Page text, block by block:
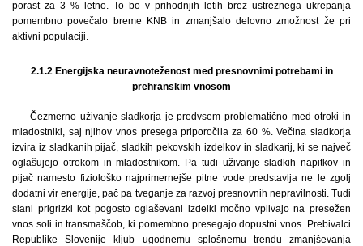
porast za 3 % letno. To bo v prihodnjih letih brez ustreznega ukrepanja
pomembno povečalo breme KNB in zmanjšalo delovno zmožnost že pri
aktivni populaciji.
2.1.2 Energijska neuravnoteženost med presnovnimi potrebami in
prehranskim vnosom
Čezmerno uživanje sladkorja je predvsem problematično med otroki in
mladostniki, saj njihov vnos presega priporočila za 60 %. Večina sladkorja
izvira iz sladkanih pijač, sladkih pekovskih izdelkov in sladkarij, ki se največ
oglašujejo otrokom in mladostnikom. Pa tudi uživanje sladkih napitkov in
pijač namesto fiziološko najprimernejše pitne vode predstavlja ne le zgolj
dodatni vir energije, pač pa tveganje za razvoj presnovnih nepravilnosti. Tudi
slani prigrizki kot pogosto oglaševani izdelki močno vplivajo na presežen
vnos soli in transmaščob, ki pomembno presegajo dopustni vnos. Prebivalci
Republike Slovenije kljub ugodnemu splošnemu trendu zmanjševanja